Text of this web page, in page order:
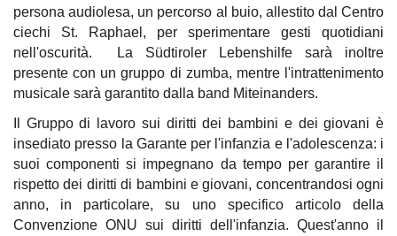
persona audiolesa, un percorso al buio, allestito dal Centro
ciechi St. Raphael, per sperimentare gesti quotidiani
nell'oscurità. La Südtiroler Lebenshilfe sarà inoltre
presente con un gruppo di zumba, mentre l'intrattenimento
musicale sarà garantito dalla band Miteinanders.
Il Gruppo di lavoro sui diritti dei bambini e dei giovani è
insediato presso la Garante per l'infanzia e l'adolescenza: i
suoi componenti si impegnano da tempo per garantire il
rispetto dei diritti di bambini e giovani, concentrandosi ogni
anno, in particolare, su uno specifico articolo della
Convenzione ONU sui diritti dell'infanzia. Quest'anno il